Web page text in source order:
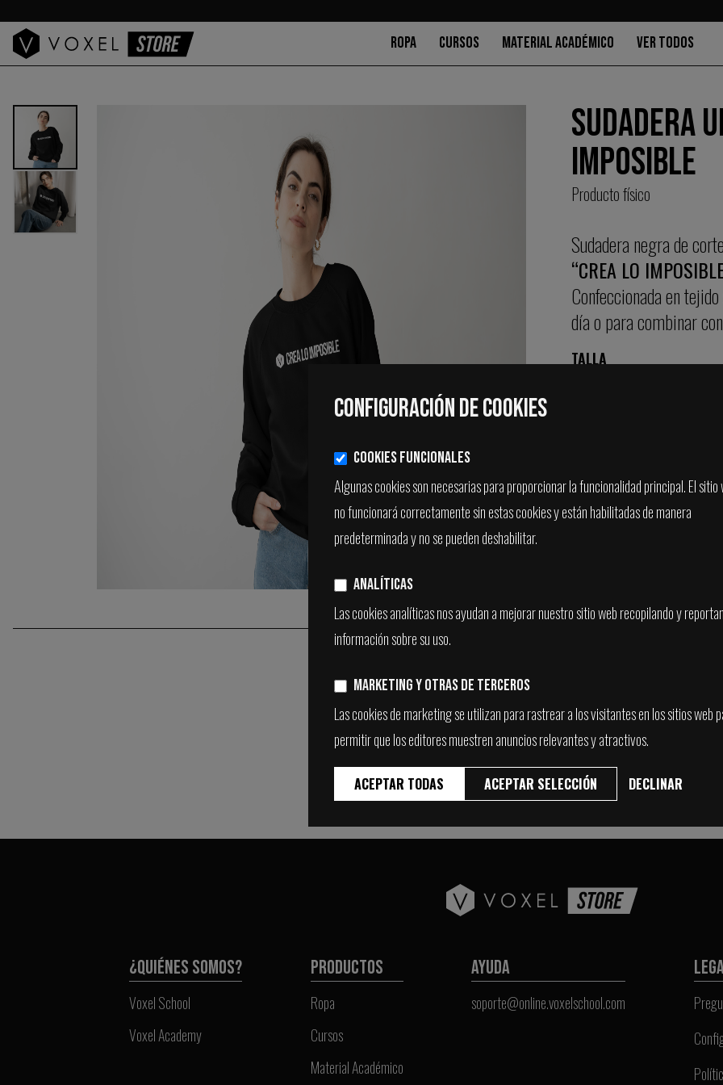
ROPA CURSOS MATERIAL ACADÉMICO VER TODOS
SUDADERA
IMPOSIBLE
Producto físico
Sudadera negra de
“CREA LO
Confeccionada en
día o para combinar
TALLA
NO DISPONIBLE
TAMBIÉN TE PODRÍA INTERESAR
VER MAS PRODUCTOS
¿QUIÉNES SOMOS?
Voxel School
Voxel Academy
PRODUCTOS
Ropa
Cursos
Material Académico
AYUDA
soporte@online.voxelschool.com
Configuración de Cookies
Cookies Funcionales
Algunas cookies son necesarias para proporcionar la funcionalidad principal. El sitio
no funcionará correctamente sin estas cookies y están habilitadas de manera
predeterminada y no se pueden deshabilitar.
Analíticas
Las cookies analíticas nos ayudan a mejorar nuestro sitio web recopilando y
información sobre su uso.
Marketing y otras de terceros
Las cookies de marketing se utilizan para rastrear a los visitantes en los sitios web
permitir que los editores muestren anuncios relevantes y atractivos.
ACEPTAR TODAS ACEPTAR SELECCIÓN DECLINAR